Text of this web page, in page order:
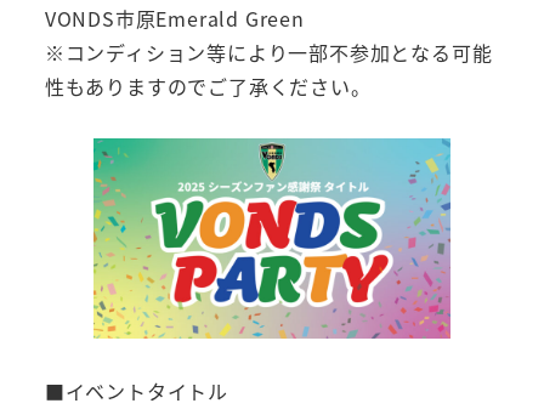
VONDS市原Emerald Green
※コンディション等により一部不参加となる可能
性もありますのでご了承ください。
■イベントタイトル